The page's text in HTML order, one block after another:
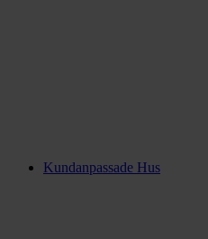
Kundanpassade Hus